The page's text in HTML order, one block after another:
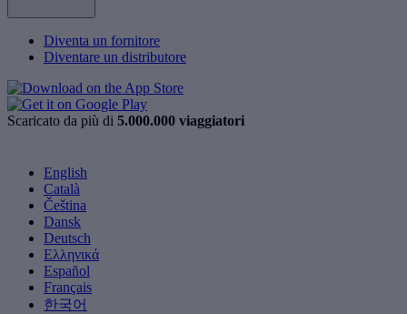
Diventa un fornitore
Diventare un distributore
Scaricato da più di 5.000.000 viaggiatori
English
Català
Čeština
Dansk
Deutsch
Ελληνικά
Español
Français
한국어